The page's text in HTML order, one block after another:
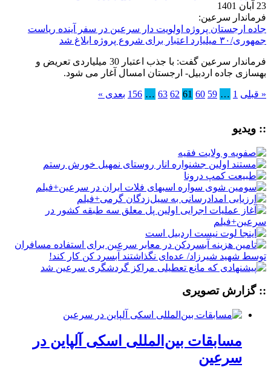
23 آبان 1401
فرماندار سرعین:
جاده ارجستان پروژه اولویت دار سرعین در سفر آینده ریاست
جمهوری/۳۰ میلیارد اعتبار برای شروع پروژه ابلاغ شد
فرماندار سرعین گفت: با جذب اعتبار 30 میلیاردی تعریض و
بهسازی جاده اردبیل- ارجستان امسال آغار می شود.
« قبلی 1
…
59
60
61
62
63
…
156 بعدی »
:: ویدیو
:: گزارش تصویری
مسابقات بین‌المللی اسکی آلپاین در
سرعین